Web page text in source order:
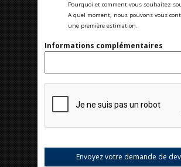
Pourquoi et comment vous souhaitez
A quel moment, nous pouvons vous
une première estimation.
Informations complémentaires